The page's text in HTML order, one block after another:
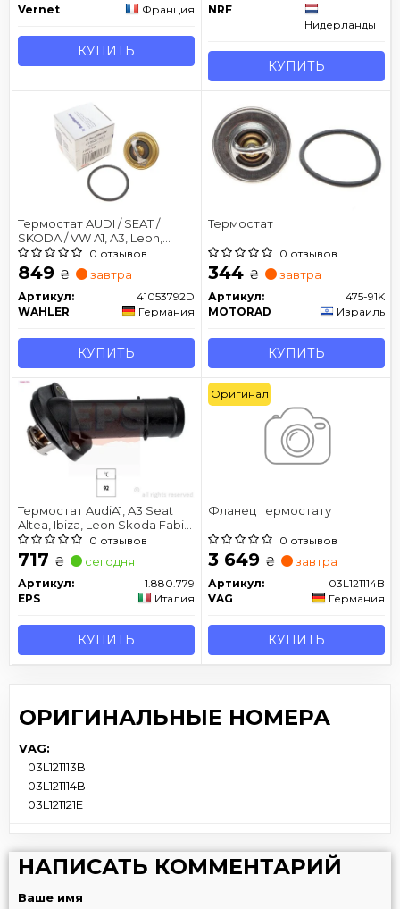
Vernet
Франция
КУПИТЬ
NRF
Нидерланды
КУПИТЬ
Термостат AUDI / SEAT /
SKODA / VW A1, A3, Leon,
Fabia, Passat 1,6 TDI 09-
0 отзывов
849 ₴ завтра
Артикул:
41053792D
WAHLER
Германия
КУПИТЬ
Термостат
0 отзывов
344 ₴ завтра
Артикул:
475-91K
MOTORAD
Израиль
КУПИТЬ
Термостат AudiA1, A3 Seat
Altea, Ibiza, Leon Skoda Fabia,
Octavia VW Golf VI, Passat,
Polo, Touran 1.6TDI 09-
0 отзывов
717 ₴ сегодня
Артикул:
1.880.779
EPS
Италия
КУПИТЬ
Фланец термостату
0 отзывов
3 649 ₴ завтра
Артикул:
03L121114B
VAG
Германия
КУПИТЬ
Оригинал
ОРИГИНАЛЬНЫЕ НОМЕРА
VAG:
03L121113B
03L121114B
03L121121E
НАПИСАТЬ КОММЕНТАРИЙ
Ваше имя